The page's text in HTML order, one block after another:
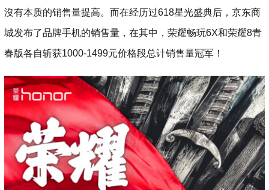
沒有本质的销售量提高。而在经历过618星光盛典后，京东商
城发布了品牌手机的销售量，在其中，荣耀畅玩6X和荣耀8青
春版各自斩获1000-1499元价格段总计销售量冠军！